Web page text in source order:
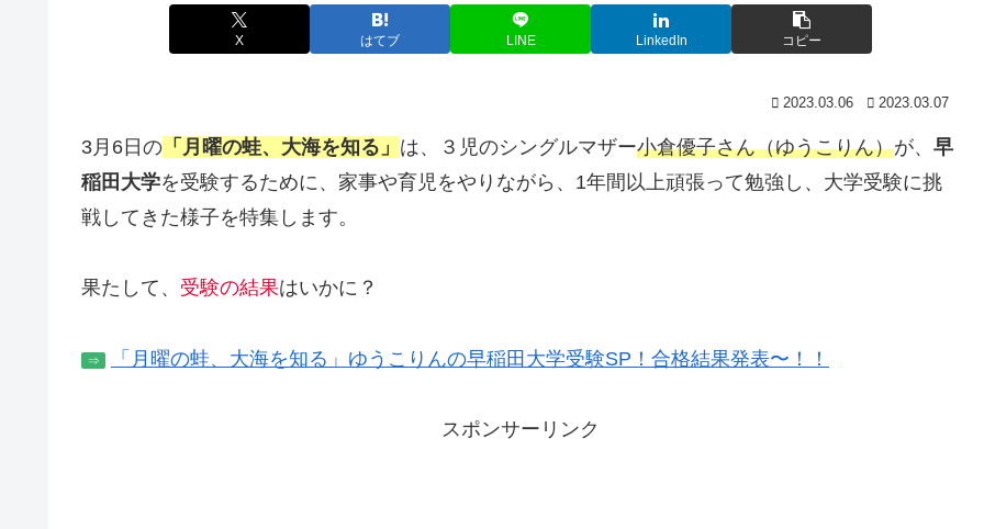
X はてブ LINE LinkedIn コピー
2023.03.06 2023.03.07
3月6日の 「月曜の蛙、大海を知る」 は、３児のシングルマザー小倉優子さん（ゆうこりん）が、 早
稲田大学を受験するために、家事や育児をやりながら、1年間以上頑張って勉強し、大学受験に挑
戦してきた様子を特集します。
果たして、 受験の結果はいかに？
⇒ 「月曜の蛙、大海を知る」ゆうこりんの早稲田大学受験SP！合格結果発表〜！！
スポンサーリンク